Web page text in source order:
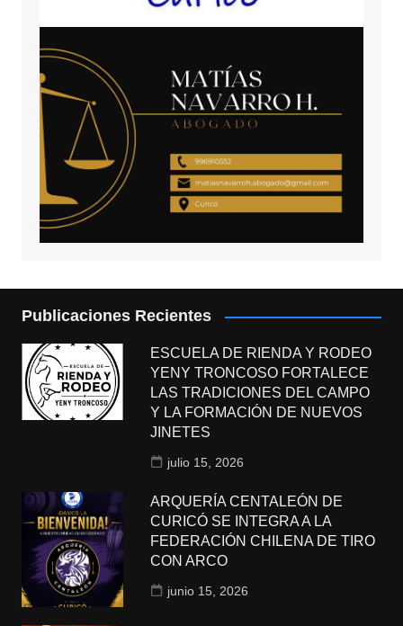
Publicaciones Recientes
ESCUELA DE RIENDA Y RODEO
YENY TRONCOSO FORTALECE
LAS TRADICIONES DEL CAMPO
Y LA FORMACIÓN DE NUEVOS
JINETES
julio 15, 2026
ARQUERÍA CENTALEÓN DE
CURICÓ SE INTEGRA A LA
FEDERACIÓN CHILENA DE TIRO
CON ARCO
junio 15, 2026